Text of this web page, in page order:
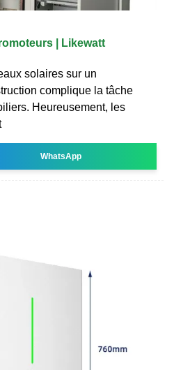
| Likewatt
solaires sur un
complique la tâche
Heureusement, les
WhatsApp